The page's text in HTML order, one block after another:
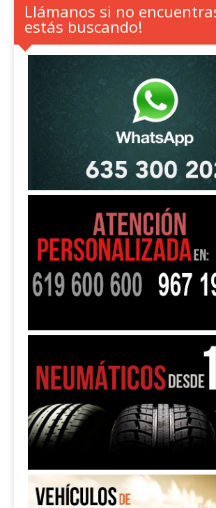
Llámanos si no
estás buscando!